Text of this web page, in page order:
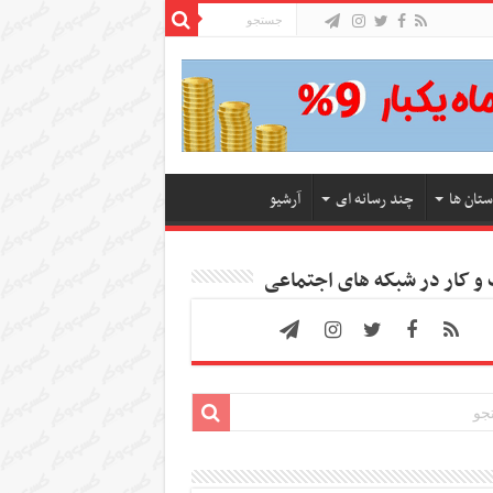
ها چند رسانه ای آرشیو
کار در شبکه های اجتماعی